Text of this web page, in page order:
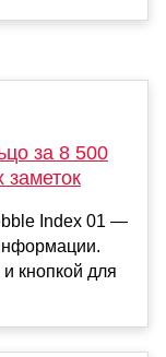
за 8 500
заметок
Index 01 —
кнопкой для